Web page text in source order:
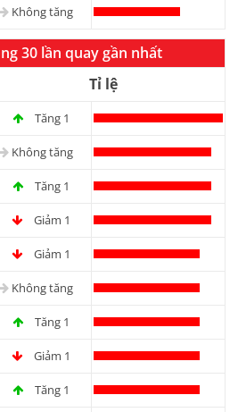
Không tăng
30 lần quay gần nhất
Tỉ lệ
Tăng 1
Không tăng
Tăng 1
Giảm 1
Giảm 1
Không tăng
Tăng 1
Giảm 1
Tăng 1